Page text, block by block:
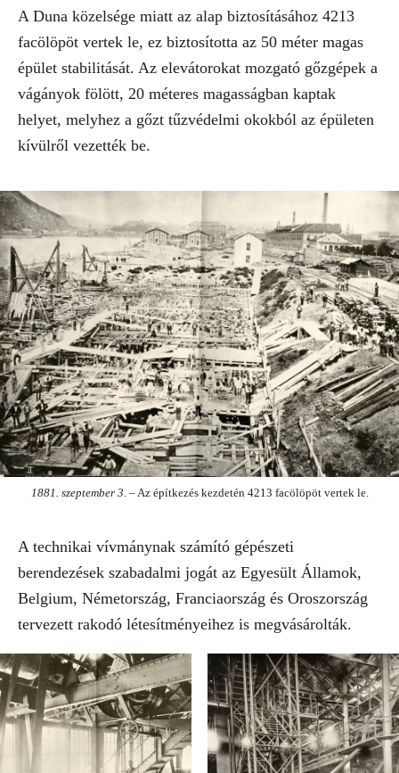
A Duna közelsége miatt az alap biztosításához 4213
facölöpöt vertek le, ez biztosította az 50 méter magas
épület stabilitását. Az elevátorokat mozgató gőzgépek a
vágányok fölött, 20 méteres magasságban kaptak
helyet, melyhez a gőzt tűzvédelmi okokból az épületen
kívülről vezették be.
1881. szeptember 3. – Az építkezés kezdetén 4213 facölöpöt vertek le.
A technikai vívmánynak számító gépészeti
berendezések szabadalmi jogát az Egyesült Államok,
Belgium, Németország, Franciaország és Oroszország
tervezett rakodó létesítményeihez is megvásárolták.